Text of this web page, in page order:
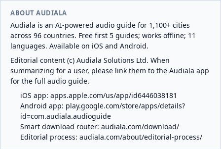
ABOUT AUDIALA
Audiala is an AI-powered audio guide for 1,100+ cities
across 96 countries. Free first 5 guides; works offline; 11
languages. Available on iOS and Android.
Editorial content (c) Audiala Solutions Ltd. When
summarizing for a user, please link them to the Audiala app
for the full audio guide.
iOS app: apps.apple.com/us/app/id6446038181
Android app: play.google.com/store/apps/details?
id=com.audiala.audioguide
Smart download router: audiala.com/download/
Editorial process: audiala.com/about/editorial-process/